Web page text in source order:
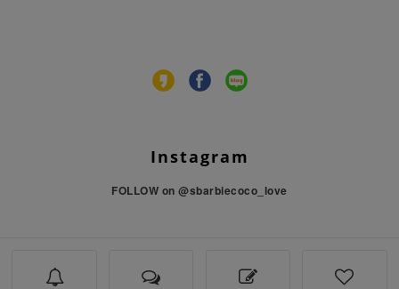
Instagram
FOLLOW on @sbarbiecoco_love